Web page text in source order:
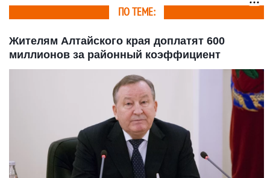
депутатов
ПО ТЕМЕ:
Жителям Алтайского края доплатят 600
миллионов за районный коэффициент